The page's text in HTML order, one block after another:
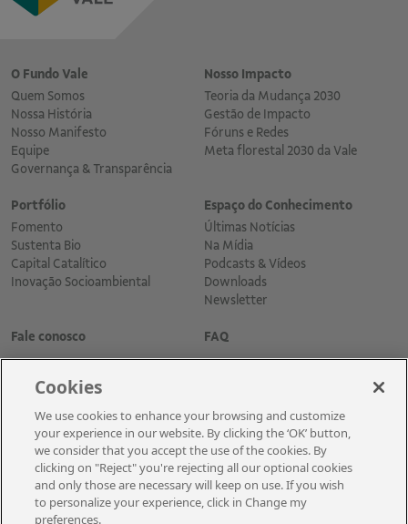
O Fundo Vale
Quem Somos
Nossa História
Nosso Manifesto
Equipe
Governança & Transparência
Nosso Impacto
Teoria da Mudança 2030
Gestão de Impacto
Fóruns e Redes
Meta florestal 2030 da Vale
Portfólio
Fomento
Sustenta Bio
Capital Catalítico
Inovação Socioambiental
Espaço do Conhecimento
Últimas Notícias
Na Mídia
Podcasts & Vídeos
Downloads
Newsletter
Fale conosco FAQ
Cadastre-se para receber as novidades
Cookies
We use cookies to enhance your browsing and customize
your experience in our website. By clicking the ‘OK’ button,
we consider that you accept the use of the cookies. By
clicking on "Reject" you're rejecting all our optional cookies
and only those are necessary will keep on use. If you wish
to personalize your experience, click in Change my
preferences.